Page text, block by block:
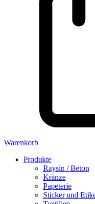
Warenkorb
Produkte
Raysin / Beton
Kränze
Papeterie
Sticker und